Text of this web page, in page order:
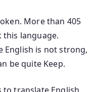
More than 405
language.
English is not strong,
be quite Keep.